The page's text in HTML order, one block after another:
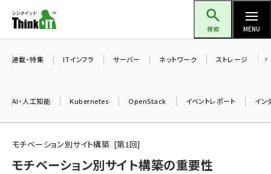
ン
ツ
検索 MENU
加藤銘のチーム貢献～仲間と築いた勝利の絆～ (2329)
連載・特集 ITインフラ サーバー ネットワーク ストレージ
AI・人工知能 Kubernetes OpenStack イベントレポート イン
モチベーション別サイト構築 第1回
モチベーション別サイト構築の重要性